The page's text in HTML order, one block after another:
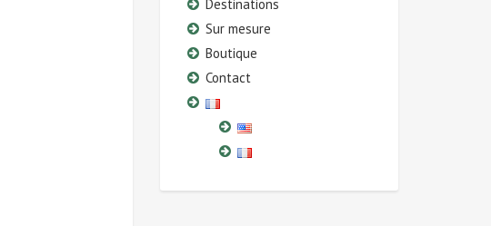
Destinations
Sur mesure
Boutique
Contact